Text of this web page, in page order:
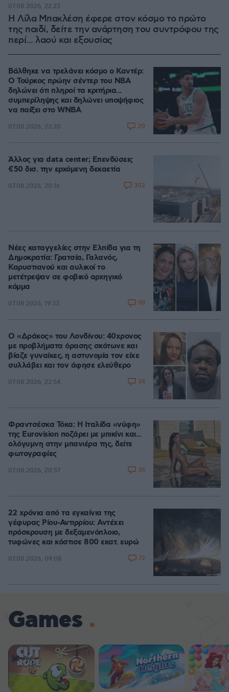
Η Λίλα Μπακλέση έφερε στον κόσμο το πρώτο
της παιδί, δείτε την ανάρτηση του συντρόφου της
περί... λαού και εξουσίας
07.08.2026, 22:23
Βάλθηκε να τρελάνει κόσμο ο Καντέρ:
Ο Τούρκος πρώην σέντερ του NBA
δηλώνει ότι πληροί τα κριτήρια...
συμπερίληψης και δηλώνει υποψήφιος
να παίξει στο WNBA
07.08.2026, 23:30 20
Άλλος για data center; Επενδύσεις
€50 δισ. την ερχόμενη δεκαετία
07.08.2026, 20:16 302
Νέες καταγγελίες στην Ελπίδα για τη
Δημοκρατία: Γρατσία, Γαλανός,
Καρυστιανού και αυλικοί το
μετέτρεψαν σε φοβικό αρχηγικό
κόμμα
07.08.2026, 19:33 99
Ο «Δράκος» του Λονδίνου: 40χρονος
με προβλήματα όρασης σκότωνε και
βίαζε γυναίκες, η αστυνομία τον είχε
συλλάβει και τον άφησε ελεύθερο
07.08.2026, 22:54 34
Φραντσέσκα Τόκα: Η Ιταλίδα «νύφη»
της Eurovision ποζάρει με μπικίνι και...
ολόγυμνη στην μπανιέρα της, δείτε
φωτογραφίες
07.08.2026, 20:57 36
22 χρόνια από τα εγκαίνια της
γέφυρας Ρίου-Αντιρρίου: Αντέχει
πρόσκρουση με δεξαμενόπλοιο,
τυφώνες και κόστισε 800 εκατ. ευρώ
07.08.2026, 09:08 72
Games